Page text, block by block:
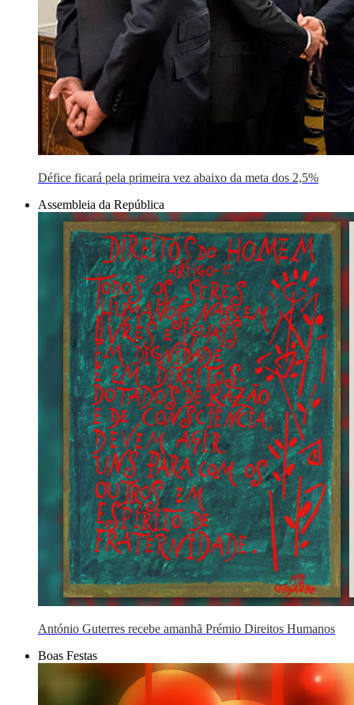
Défice ficará pela primeira vez abaixo da meta dos 2,5%
Assembleia da República
António Guterres recebe amanhã Prémio Direitos Humanos
Boas Festas